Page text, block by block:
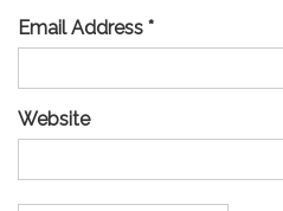
Email Address *
Website